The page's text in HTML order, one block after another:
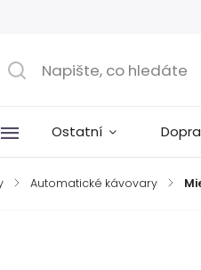
Ostatní
/ Automatické kávovary /